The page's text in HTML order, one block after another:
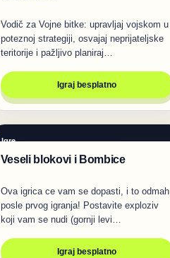
Vodič za Vojne bitke: upravljaj vojskom u
poteznoj strategiji, osvajaj neprijateljske
teritorije i pažljivo planiraj…
Igraj besplatno
Igre
Veseli blokovi i Bombice
Ova igrica ce vam se dopasti, i to odmah
posle prvog igranja! Postavite exploziv
koji vam se nudi (gornji levi…
Igraj besplatno